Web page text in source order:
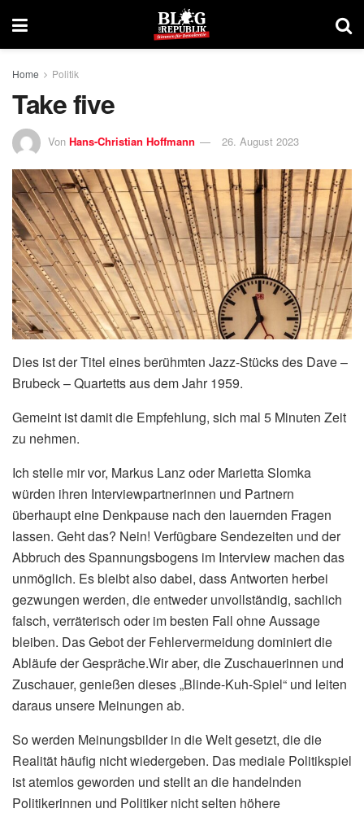
Home Politik
Take five
Von Hans-Christian Hoffmann 26. August 2023
Dies ist der Titel eines berühmten Jazz-Stücks des Dave –
Brubeck – Quartetts aus dem Jahr 1959.
Gemeint ist damit die Empfehlung, sich mal 5 Minuten Zeit
zu nehmen.
Ich stelle mir vor, Markus Lanz oder Marietta Slomka
würden ihren Interviewpartnerinnen und Partnern
überhaupt eine Denkpause nach den lauernden Fragen
lassen. Geht das? Nein! Verfügbare Sendezeiten und der
Abbruch des Spannungsbogens im Interview machen das
unmöglich. Es bleibt also dabei, dass Antworten herbei
gezwungen werden, die entweder unvollständig, sachlich
falsch, verräterisch oder im besten Fall ohne Aussage
bleiben. Das Gebot der Fehlervermeidung dominiert die
Abläufe der Gespräche.Wir aber, die Zuschauerinnen und
Zuschauer, genießen dieses „Blinde-Kuh-Spiel“ und leiten
daraus unsere Meinungen ab.
So werden Meinungsbilder in die Welt gesetzt, die die
Realität häufig nicht wiedergeben. Das mediale Politikspiel
ist atemlos geworden und stellt an die handelnden
Politikerinnen und Politiker nicht selten höhere